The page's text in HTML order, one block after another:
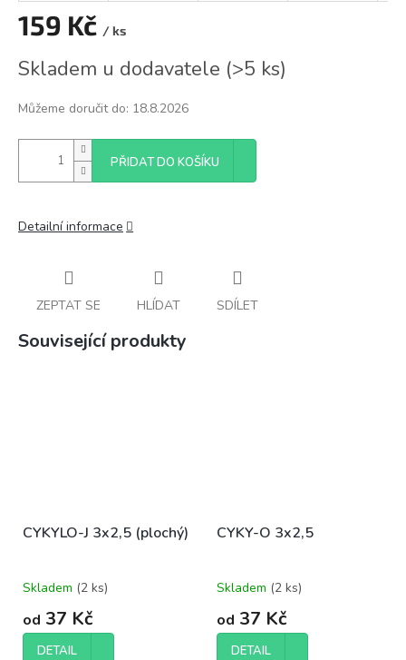
159 Kč / ks
cena:
Skladem u dodavatele (>5 ks)
Můžeme doručit do: 18.8.2026
PŘIDAT DO KOŠÍKU
Detailní informace
ZEPTAT SE HLÍDAT SDÍLET
Související produkty
CYKYLO-J 3x2,5 (plochý)
Skladem (2 ks)
od 37 Kč
DETAIL
CYKY-O 3x2,5
Skladem (2 ks)
od 37 Kč
DETAIL